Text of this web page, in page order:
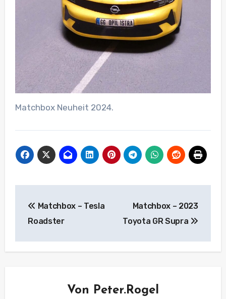
Matchbox Neuheit 2024.
Matchbox – Tesla
Roadster
Matchbox – 2023
Toyota GR Supra
Von Peter.Rogel